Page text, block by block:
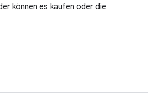
können es kaufen oder die